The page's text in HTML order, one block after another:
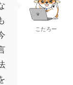
こたろー